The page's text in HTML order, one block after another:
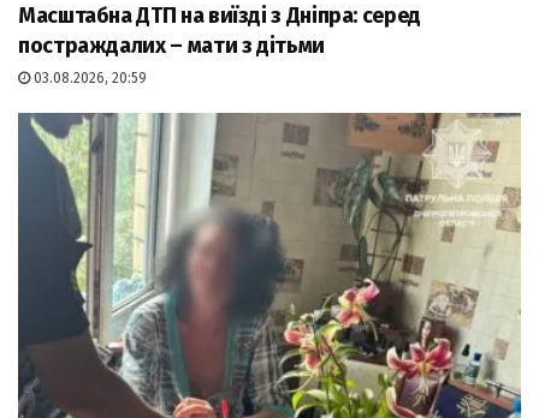
Масштабна ДТП на виїзді з Дніпра: серед
постраждалих – мати з дітьми
03.08.2026, 20:59